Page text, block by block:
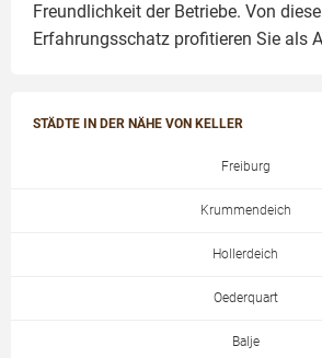
Freundlichkeit der Betriebe. Von
Erfahrungsschatz profitieren Sie als
STÄDTE IN DER NÄHE VON KELLER
Freiburg
Krummendeich
Hollerdeich
Oederquart
Balje